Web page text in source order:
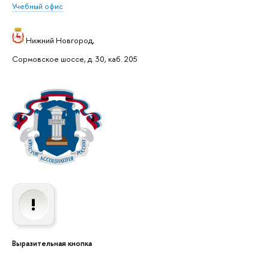
Учебный офис
Нижний Новгород,
Сормовское шоссе, д. 30, каб. 205
Выразительная кнопка